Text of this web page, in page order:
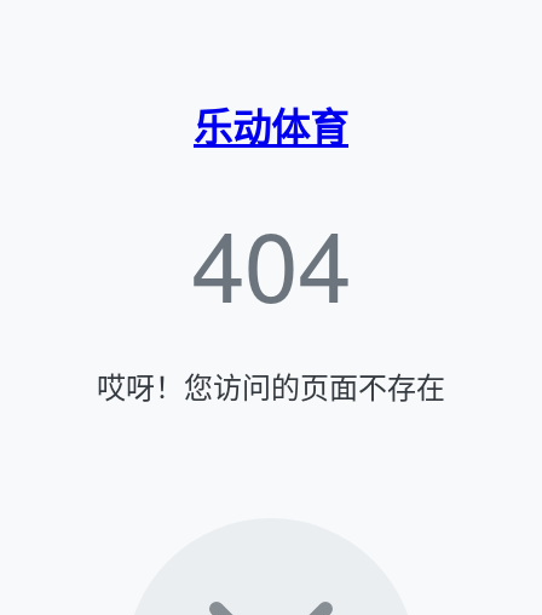
乐动体育
404
哎呀！您访问的页面不存在